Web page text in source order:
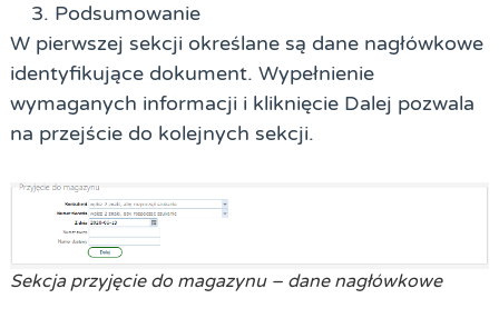
Podsumowanie
W pierwszej sekcji określane są dane nagłówkowe
identyfikujące dokument. Wypełnienie
wymaganych informacji i kliknięcie Dalej pozwala
na przejście do kolejnych sekcji.
Sekcja przyjęcie do magazynu – dane nagłówkowe